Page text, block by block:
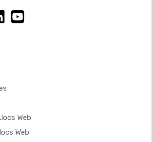
Web
Web